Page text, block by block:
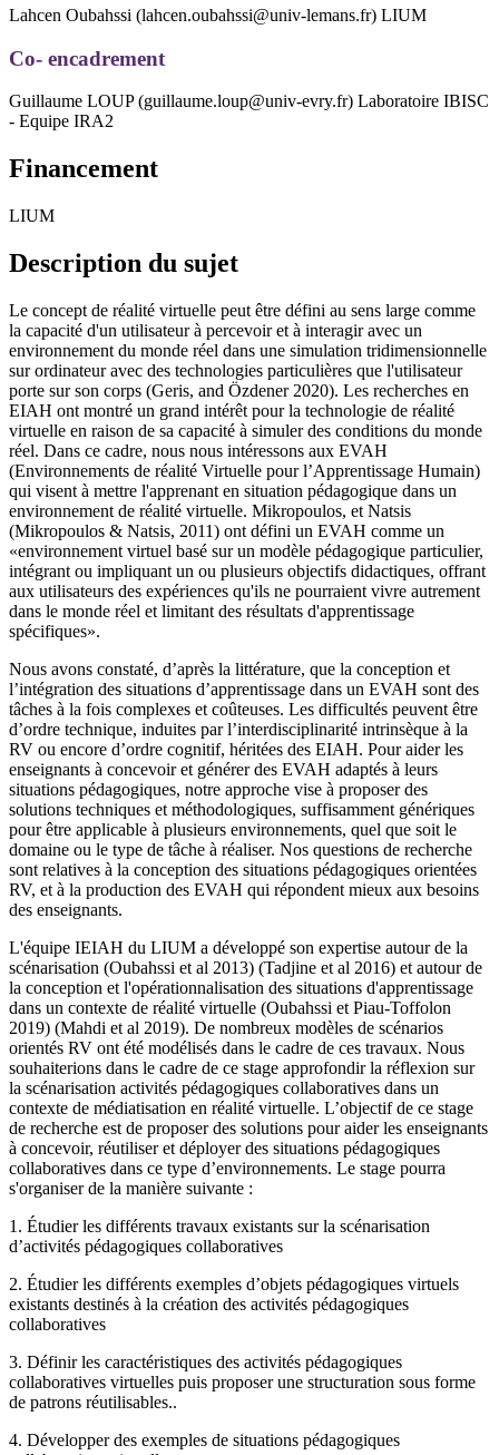
Lahcen Oubahssi (lahcen.oubahssi@univ-lemans.fr) LIUM
Co- encadrement
Guillaume LOUP (guillaume.loup@univ-evry.fr) Laboratoire IBISC
- Equipe IRA2
Financement
LIUM
Description du sujet
Le concept de réalité virtuelle peut être défini au sens large comme
la capacité d'un utilisateur à percevoir et à interagir avec un
environnement du monde réel dans une simulation tridimensionnelle
sur ordinateur avec des technologies particulières que l'utilisateur
porte sur son corps (Geris, and Özdener 2020). Les recherches en
EIAH ont montré un grand intérêt pour la technologie de réalité
virtuelle en raison de sa capacité à simuler des conditions du monde
réel. Dans ce cadre, nous nous intéressons aux EVAH
(Environnements de réalité Virtuelle pour l’Apprentissage Humain)
qui visent à mettre l'apprenant en situation pédagogique dans un
environnement de réalité virtuelle. Mikropoulos, et Natsis
(Mikropoulos & Natsis, 2011) ont défini un EVAH comme un
«environnement virtuel basé sur un modèle pédagogique particulier,
intégrant ou impliquant un ou plusieurs objectifs didactiques, offrant
aux utilisateurs des expériences qu'ils ne pourraient vivre autrement
dans le monde réel et limitant des résultats d'apprentissage
spécifiques».
Nous avons constaté, d’après la littérature, que la conception et
l’intégration des situations d’apprentissage dans un EVAH sont des
tâches à la fois complexes et coûteuses. Les difficultés peuvent être
d’ordre technique, induites par l’interdisciplinarité intrinsèque à la
RV ou encore d’ordre cognitif, héritées des EIAH. Pour aider les
enseignants à concevoir et générer des EVAH adaptés à leurs
situations pédagogiques, notre approche vise à proposer des
solutions techniques et méthodologiques, suffisamment génériques
pour être applicable à plusieurs environnements, quel que soit le
domaine ou le type de tâche à réaliser. Nos questions de recherche
sont relatives à la conception des situations pédagogiques orientées
RV, et à la production des EVAH qui répondent mieux aux besoins
des enseignants.
L'équipe IEIAH du LIUM a développé son expertise autour de la
scénarisation (Oubahssi et al 2013) (Tadjine et al 2016) et autour de
la conception et l'opérationnalisation des situations d'apprentissage
dans un contexte de réalité virtuelle (Oubahssi et Piau-Toffolon
2019) (Mahdi et al 2019). De nombreux modèles de scénarios
orientés RV ont été modélisés dans le cadre de ces travaux. Nous
souhaiterions dans le cadre de ce stage approfondir la réflexion sur
la scénarisation activités pédagogiques collaboratives dans un
contexte de médiatisation en réalité virtuelle. L’objectif de ce stage
de recherche est de proposer des solutions pour aider les enseignants
à concevoir, réutiliser et déployer des situations pédagogiques
collaboratives dans ce type d’environnements. Le stage pourra
s'organiser de la manière suivante :
1. Étudier les différents travaux existants sur la scénarisation
d’activités pédagogiques collaboratives
2. Étudier les différents exemples d’objets pédagogiques virtuels
existants destinés à la création des activités pédagogiques
collaboratives
3. Définir les caractéristiques des activités pédagogiques
collaboratives virtuelles puis proposer une structuration sous forme
de patrons réutilisables..
4. Développer des exemples de situations pédagogiques